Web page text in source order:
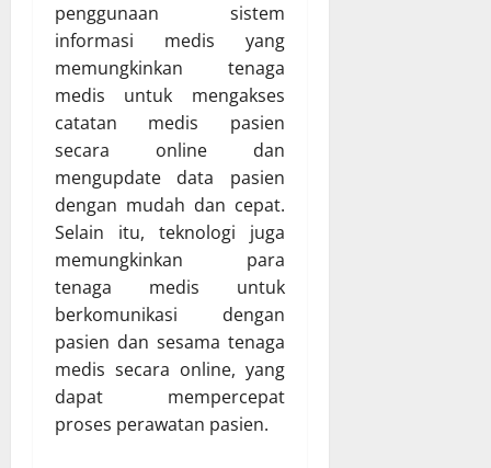
penggunaan sistem
informasi medis yang
memungkinkan tenaga
medis untuk mengakses
catatan medis pasien
secara online dan
mengupdate data pasien
dengan mudah dan cepat.
Selain itu, teknologi juga
memungkinkan para
tenaga medis untuk
berkomunikasi dengan
pasien dan sesama tenaga
medis secara online, yang
dapat mempercepat
proses perawatan pasien.